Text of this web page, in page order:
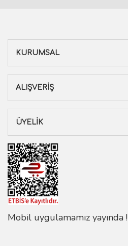
KURUMSAL
ALIŞVERİŞ
ÜYELİK
Mobil uygulamamız yayında !